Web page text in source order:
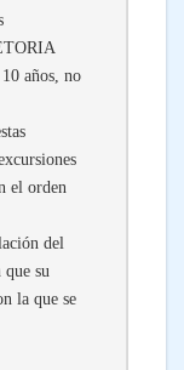
años, no
el orden
del
su
la que se